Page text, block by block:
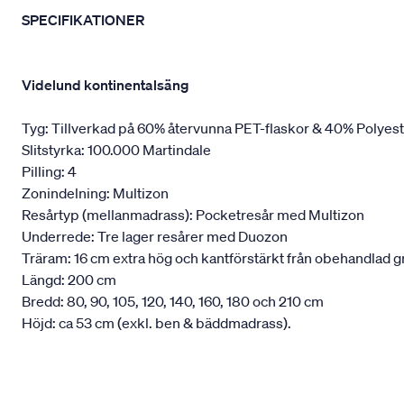
SPECIFIKATIONER
Videlund kontinentalsäng
Tyg: Tillverkad på 60% återvunna PET-flaskor & 40%
Slitstyrka: 100.000 Martindale
Pilling: 4
Zonindelning: Multizon
Resårtyp (mellanmadrass): Pocketresår med Multizon
Underrede: Tre lager resårer med Duozon
Träram: 16 cm extra hög och kantförstärkt från obehandlad
Längd: 200 cm
Bredd: 80, 90, 105, 120, 140, 160, 180 och 210 cm
Höjd: ca 53 cm (exkl. ben & bäddmadrass).